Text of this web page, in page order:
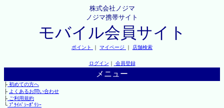
株式会社ノジマ
ノジマ携帯サイト
モバイル会員サイト
ポイント ｜ マイページ ｜ 店舗検索
ログイン ｜ 会員登録
メニュー
├初めての方へ
├ よくあるお問い合わせ
├ご利用規約
└ﾌﾟﾗｲﾊﾞｼｰﾎﾟﾘｼｰ